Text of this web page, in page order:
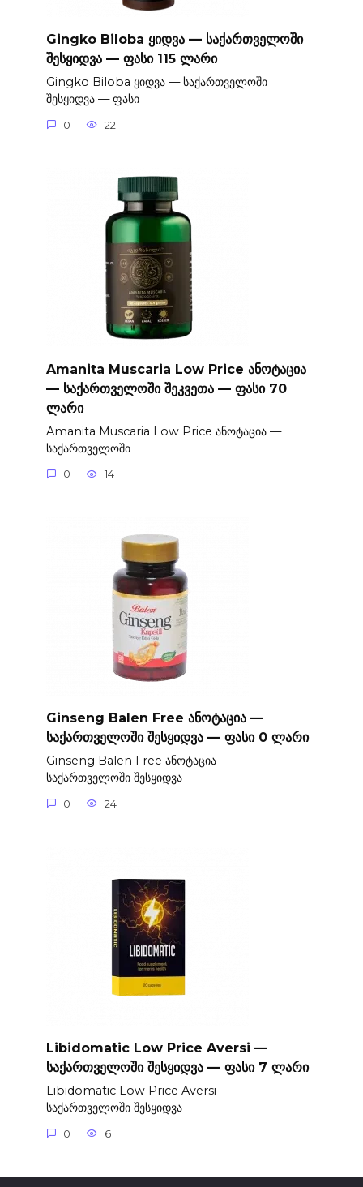
Gingko Biloba ყიდვა — საქართველოში
შესყიდვა — ფასი 115 ლარი
Gingko Biloba ყიდვა — საქართველოში
შესყიდვა — ფასი
0 22
Amanita Muscaria Low Price ანოტაცია
— საქართველოში შეკვეთა — ფასი 70
ლარი
Amanita Muscaria Low Price ანოტაცია —
საქართველოში
0 14
Ginseng Balen Free ანოტაცია —
საქართველოში შესყიდვა — ფასი 0 ლარი
Ginseng Balen Free ანოტაცია —
საქართველოში შესყიდვა
0 24
Libidomatic Low Price Aversi —
საქართველოში შესყიდვა — ფასი 7 ლარი
Libidomatic Low Price Aversi —
საქართველოში შესყიდვა
0 6